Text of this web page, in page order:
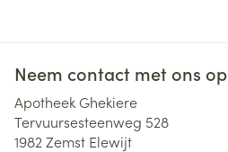
Neem contact met ons op
Apotheek Ghekiere
Tervuursesteenweg 528
1982 Zemst Elewijt